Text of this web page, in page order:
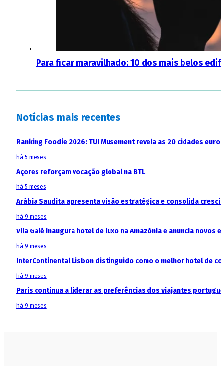
Para ficar maravilhado: 10 dos mais belos
Notícias mais recentes
Ranking Foodie 2026: TUI Musement revela as 20 cidades
há 5 meses
Açores reforçam vocação global na BTL
há 5 meses
Arábia Saudita apresenta visão estratégica e consolida
há 9 meses
Vila Galé inaugura hotel de luxo na Amazónia e anuncia
há 9 meses
InterContinental Lisbon distinguido como o melhor hotel de
há 9 meses
Paris continua a liderar as preferências dos viajantes
há 9 meses